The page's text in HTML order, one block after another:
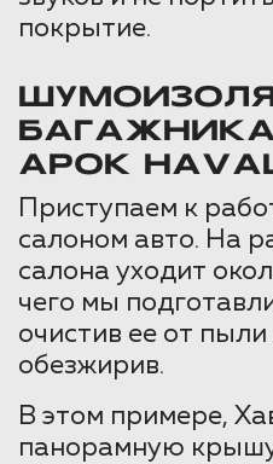
покрытие.
АРОК
Приступаем к
салоном авто. На
салона уходит
чего мы
очистив ее от
обезжирив.
В этом примере,
панорамную